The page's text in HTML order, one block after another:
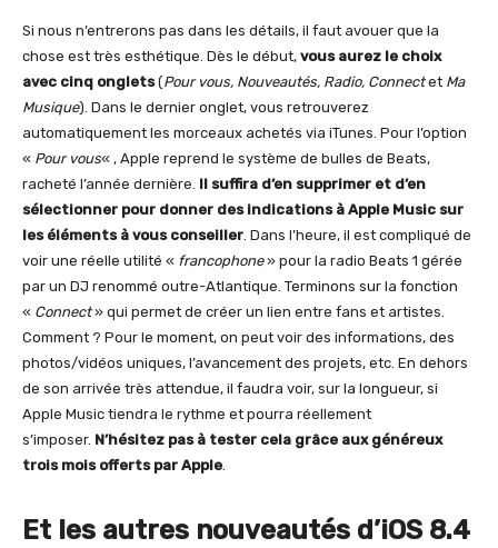
Si nous n’entrerons pas dans les détails, il faut avouer que la
chose est très esthétique. Dès le début, vous aurez le choix
avec cinq onglets(Pour vous, Nouveautés, Radio, Connectet Ma
Musique). Dans le dernier onglet, vous retrouverez
automatiquement les morceaux achetés via iTunes. Pour l’option
« Pour vous« , Apple reprend le système de bulles de Beats,
racheté l’année dernière. Il suffira d’en supprimer et d’en
sélectionner pour donner des indications à Apple Music sur
les éléments à vous conseiller . Dans l’heure, il est compliqué de
voir une réelle utilité « francophone» pour la radio Beats 1 gérée
par un DJ renommé outre-Atlantique. Terminons sur la fonction
« Connect» qui permet de créer un lien entre fans et artistes.
Comment ? Pour le moment, on peut voir des informations, des
photos/vidéos uniques, l’avancement des projets, etc. En dehors
de son arrivée très attendue, il faudra voir, sur la longueur, si
Apple Music tiendra le rythme et pourra réellement
s’imposer. N’hésitez pas à tester cela grâce aux généreux
trois mois offerts par Apple
Et les autres nouveautés d’iOS 8.4